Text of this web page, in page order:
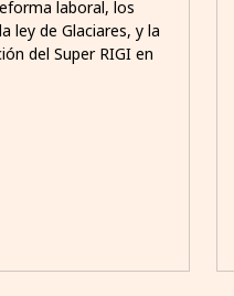
laboral, los
ley de Glaciares, y la
del Super RIGI en